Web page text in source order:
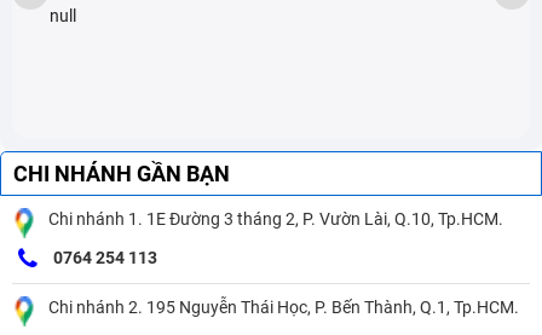
null
CHI NHÁNH GẦN BẠN
Chi nhánh 1. 1E Đường 3 tháng 2, P. Vườn Lài, Q.10, Tp.HCM.
0764 254 113
Chi nhánh 2. 195 Nguyễn Thái Học, P. Bến Thành, Q.1, Tp.HCM.